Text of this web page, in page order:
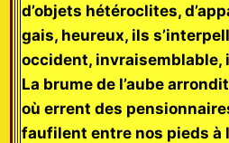
d’objets hétéroclites,
gais, heureux, ils
occident, invraisemblable,
La brume de l’aube
où errent des
faufilent entre nos pieds à